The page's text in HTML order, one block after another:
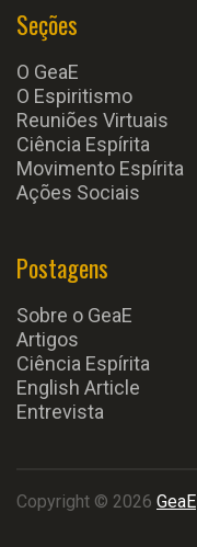
Seções
O GeaE
O Espiritismo
Reuniões Virtuais
Ciência Espírita
Movimento Espírita
Ações Sociais
Postagens
Sobre o GeaE
Artigos
Ciência Espírita
English Article
Entrevista
Copyright © 2026 GeaE